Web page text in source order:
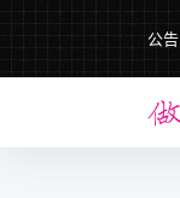
公告